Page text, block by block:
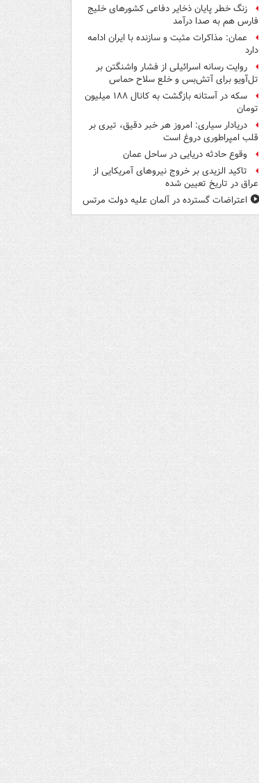
زنگ خطر پایان ذخایر دفاعی کشورهای خلیج
فارس هم به صدا درآمد
عمان: مذاکرات مثبت و سازنده با ایران ادامه
دارد
روایت رسانه اسرائیلی از فشار واشنگتن بر
تل‌آویو برای آتش‌بس و خلع سلاح حماس
سکه در آستانه بازگشت به کانال ۱۸۸ میلیون
تومان
دریادار سیاری: امروز هر خبر دقیق، تیری بر
قلب امپراطوری دروغ است
وقوع حادثه دریایی در ساحل عمان
تاکید الزیدی بر خروج نیروهای آمریکایی از
عراق در تاریخ تعیین شده
اعتراضات گسترده در آلمان علیه دولت مرتس